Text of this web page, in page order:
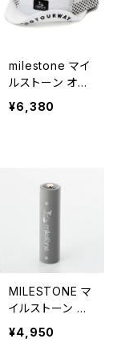
milestone マイ
ルストーン オリ
ジナルキャップ
MSC-013 / オ
¥6,380
MILESTONE マ
イルストーン M
S-LB3
¥4,950